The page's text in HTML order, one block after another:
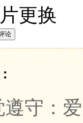
更换
遵守：